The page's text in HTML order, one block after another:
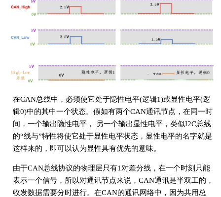
在CAN总线中，必须使它处于隐性电平(逻辑1)或显性电平(逻
辑0)中的其中一个状态。假如有两个CAN通讯节点，在同一时
间，一个输出隐性电平， 另一个输出显性电平，类似I2C总线
的“线与”特性将使它处于显性电平状态，显性电平的名字就是
这样来的，即可以认为显性具有优先的意味。
由于CAN总线协议的物理层只有1对差分线，在一个时刻只能
表示一个信号，所以对通讯节点来说，CAN通讯是半双工的，
收发数据需要分时进行。在CAN的通讯网络中，因为共用总